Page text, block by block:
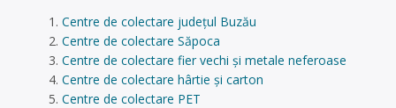
Centre de colectare județul Buzău
Centre de colectare Săpoca
Centre de colectare fier vechi și metale neferoase
Centre de colectare hârtie și carton
Centre de colectare PET